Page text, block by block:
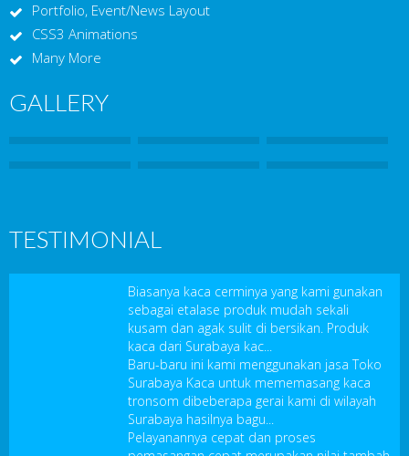
Portfolio, Event/News Layout
CSS3 Animations
Many More
GALLERY
TESTIMONIAL
Biasanya kaca cerminya yang kami gunakan
sebagai etalase produk mudah sekali
kusam dan agak sulit di bersikan. Produk
kaca dari Surabaya kac...
Baru-baru ini kami menggunakan jasa Toko
Surabaya Kaca untuk mememasang kaca
tronsom dibeberapa gerai kami di wilayah
Surabaya hasilnya bagu...
Pelayanannya cepat dan proses